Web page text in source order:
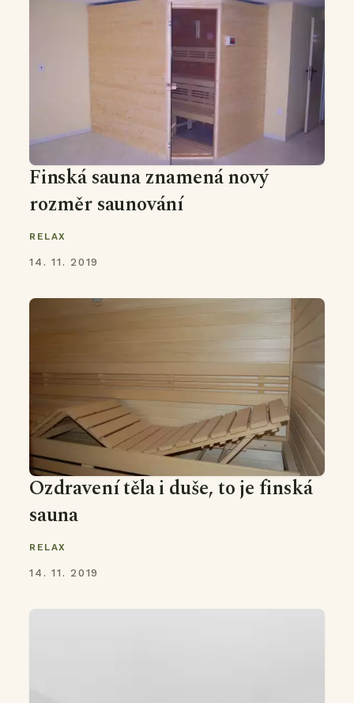
Finská sauna znamená nový
rozměr saunování
RELAX
14. 11. 2019
Ozdravení těla i duše, to je finská
sauna
RELAX
14. 11. 2019